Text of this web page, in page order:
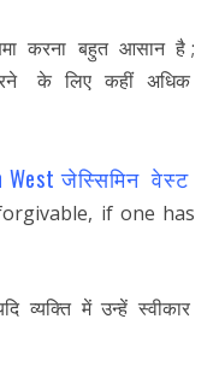
करना बहुत आसान है ;
के लिए कहीं अधिक
West जेस्सिमिन वेस्ट
if one has
व्यक्ति में उन्हें स्वीकार